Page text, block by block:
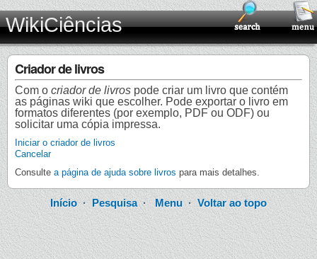
WikiCiências
Criador de livros
Com o criador de livros pode criar um livro que contém
as páginas wiki que escolher. Pode exportar o livro em
formatos diferentes (por exemplo, PDF ou ODF) ou
solicitar uma cópia impressa.
Iniciar o criador de livros
Cancelar
Consulte a página de ajuda sobre livros para mais detalhes.
Início· Pesquisa·Menu · Voltar ao topo